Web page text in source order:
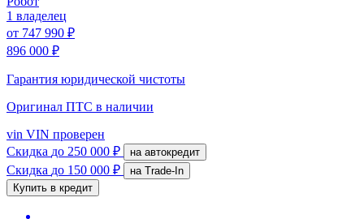
1 владелец
от 747 990 ₽
896 000 ₽
Гарантия юридической чистоты
Оригинал ПТС в наличии
vin VIN проверен
Скидка до 250 000 ₽ на автокредит
Скидка до 150 000 ₽
на Trade-In
Купить в кредит